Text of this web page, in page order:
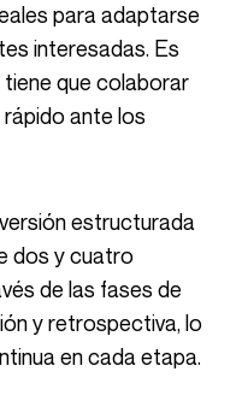
para adaptarse
interesadas. Es
que colaborar
ante los
dos y cuatro
de las fases de
y retrospectiva, lo
en cada etapa.